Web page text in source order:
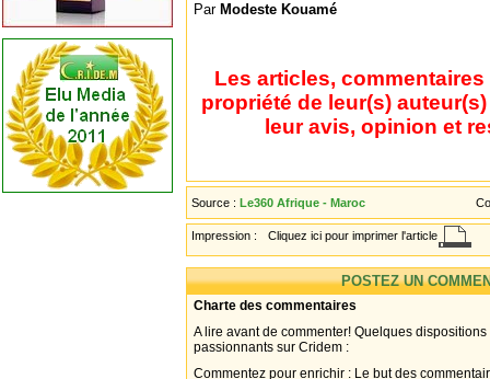
Par Modeste Kouamé
Les articles,
propriété de leur(s)
leur avis, opinion et
Source : Le360 Afrique - Maroc
Impression : Cliquez ici pour imprimer l'article
POSTEZ UN
Charte des commentaires
A lire avant de commenter! Quelques
passionnants sur Cridem :
Commentez pour enrichir : Le but des